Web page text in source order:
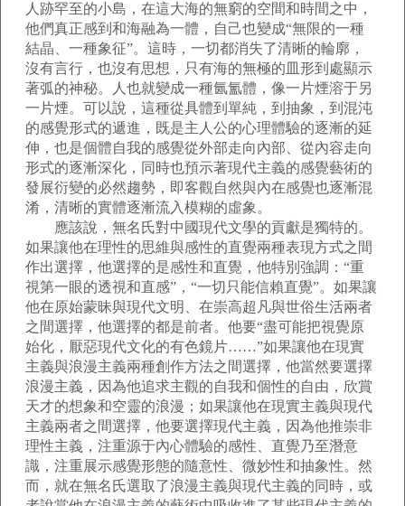
人跡罕至的小島，在這大海的無窮的空間和時間之中，
他們真正感到和海融為一體，自己也變成“無限的一種
結晶、一種象征”。這時，一切都消失了清晰的輪廓，
沒有言行，也沒有思想，只有海的無極的皿形到處顯示
著弧的神秘。人也就變成一種氤氳體，像一片煙溶于另
一片煙。可以說，這種從具體到單純，到抽象，到混沌
的感覺形式的遞進，既是主人公的心理體驗的逐漸的延
伸，也是個體自我的感覺從外部走向內部、從內容走向
形式的逐漸深化，同時也預示著現代主義的感覺藝術的
發展衍變的必然趨勢，即客觀自然與內在感覺也逐漸混
淆，清晰的實體逐漸流入模糊的虛象。
應該說，無名氏對中國現代文學的貢獻是獨特的。
如果讓他在理性的思維與感性的直覺兩種表現方式之間
作出選擇，他選擇的是感性和直覺，他特別強調：“重
視第一眼的透視和直感”，“一切只能信賴直覺”。如果讓
他在原始蒙昧與現代文明、在崇高超凡與世俗生活兩者
之間選擇，他選擇的都是前者。他要“盡可能把視覺原
始化，厭惡現代文化的有色鏡片……”如果讓他在現實
主義與浪漫主義兩種創作方法之間選擇，他當然要選擇
浪漫主義，因為他追求主觀的自我和個性的自由，欣賞
天才的想象和空靈的浪漫；如果讓他在現實主義與現代
主義兩者之間選擇，他要選擇現代主義，因為他推崇非
理性主義，注重源于內心體驗的感性、直覺乃至潛意
識，注重展示感覺形態的隨意性、微妙性和抽象性。然
而，就在無名氏選取了浪漫主義與現代主義的同時，或